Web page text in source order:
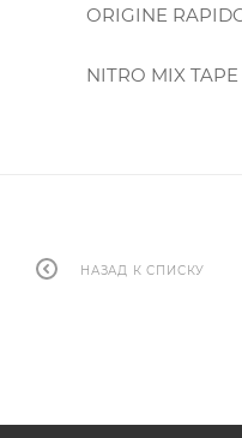
ORIGINE
NITRO MIX
НАЗАД К СПИСКУ